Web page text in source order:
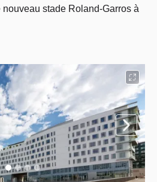
stade Roland-Garros à